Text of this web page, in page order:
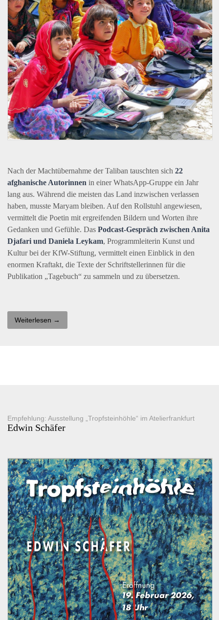
Nach der Machtübernahme der Taliban tauschten sich 22
afghanische Autorinnen in einer WhatsApp-Gruppe ein Jahr
lang aus. Während die meisten das Land inzwischen verlassen
haben, musste Maryam bleiben. Auf den Rollstuhl angewiesen,
vermittelt die Poetin mit ergreifenden Bildern und Worten ihre
Gedanken und Gefühle. Das Podcast-Gespräch zwischen Anita
Djafari und Daniela Leykam, Programmleiterin Kunst und
Kultur bei der KfW-Stiftung, vermittelt einen Einblick in den
enormen Kraftakt, die Texte der Schriftstellerinnen für die
Publikation „Tagebuch“ zu sammeln und zu übersetzen.
Weiterlesen →
Empfehlung: Ausstellung „Tropfsteinhöhle“ im Atelierfrankfurt
Edwin Schäfer